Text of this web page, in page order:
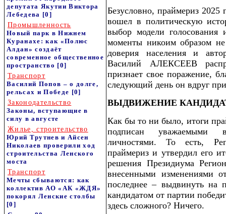
депутата Якутии Виктора
Лебедева [0]
Промышленность
Новый парк в Нижнем
Куранахе: как «Полюс
Алдан» создаёт
современное общественное
пространство [0]
Транспорт
Василий Попов – о долге,
рельсах и Победе [0]
Законодательство
Законы, вступающие в
силу в августе
Жилье, строительство
Юрий Трутнев и Айсен
Николаев проверили ход
строительства Ленского
моста
Транспорт
Мечты сбываются: как
коллектив АО «АК «ЖДЯ»
покорял Ленские столбы
[0]
Безусловно, праймериз 2025
вошел в политическую
выбор модели голосования
моменты никоим образом
доверия населения и
Василий АЛЕКСЕЕВ
признает свое поражение,
следующий день он вдруг
ВЫДВИЖЕНИЕ
Как бы то ни было, итоги
подписан уважаемыми
личностями. То есть,
праймериз и утвердил его
решения Президиума
внесенными изменениями
последнее – выдвинуть на
кандидатом от партии
здесь сложного? Ничего.